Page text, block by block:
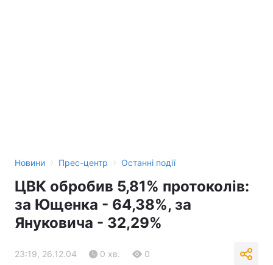
Новини › Прес-центр › Останні події
ЦВК обробив 5,81% протоколів:
за Ющенка - 64,38%, за
Януковича - 32,29%
23:19, 26.12.04 0 хв. 0